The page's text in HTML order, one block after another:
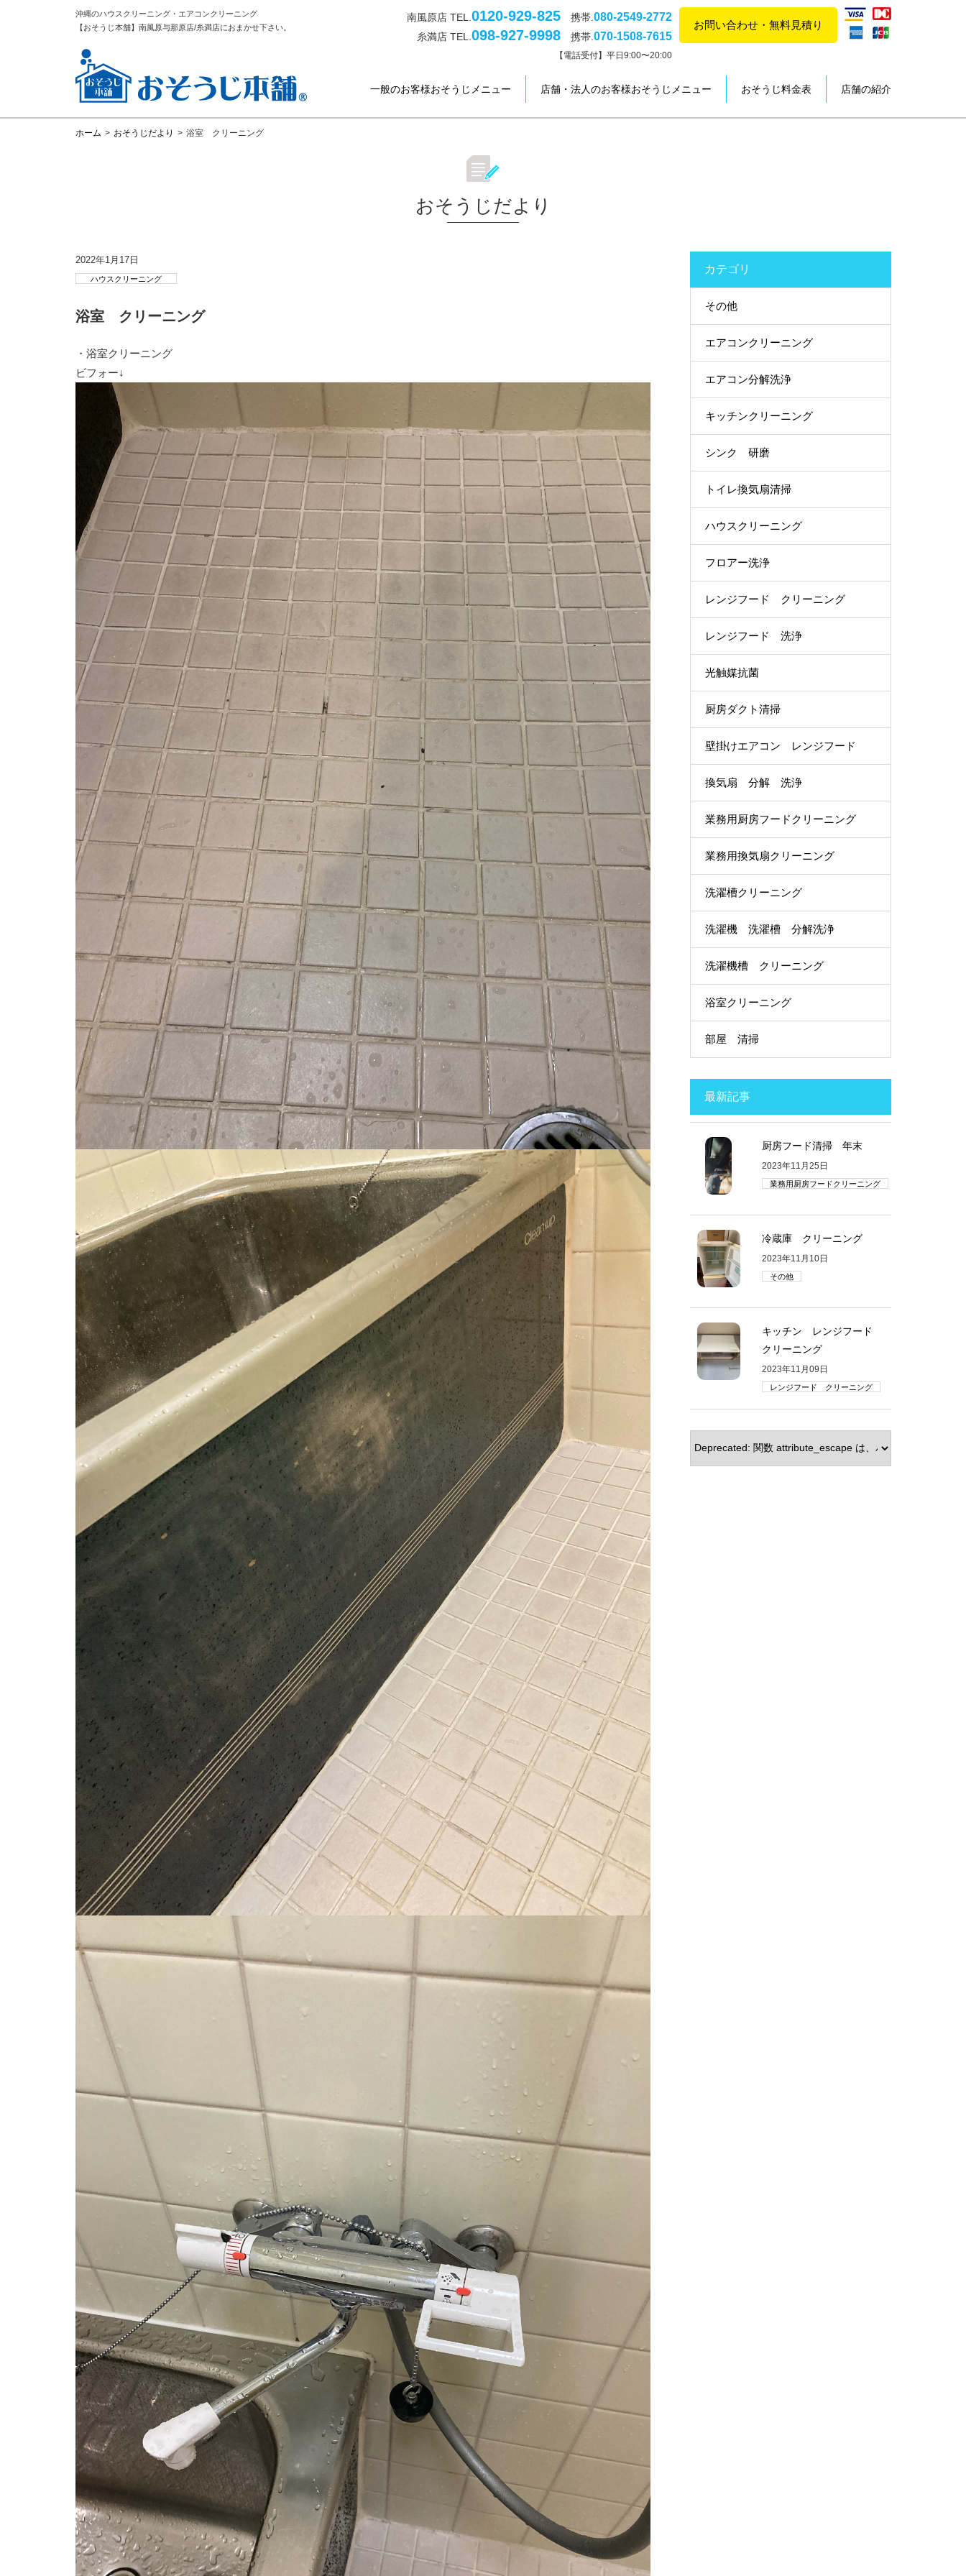
沖縄のハウスクリーニング・エアコンクリーニング
【おそうじ本舗】南風原与那原店/糸満店におまかせ下さい。
南風原店 TEL. 0120-929-825携帯. 080-2549-2772
糸満店 TEL. 098-927-9998携帯. 070-1508-7615
【電話受付】平日9:00〜20:00
お問い合わせ・無料見積り
一般のお客様おそうじメニュー 店舗・法人のお客様おそうじメニュー おそうじ料金表 店舗の紹介
ホーム > おそうじだより > 浴室 クリーニング
おそうじだより
2022年1月17日
ハウスクリーニング
浴室 クリーニング
・浴室クリーニング
ビフォー↓
カテゴリ
その他
エアコンクリーニング
エアコン分解洗浄
キッチンクリーニング
シンク 研磨
トイレ換気扇清掃
ハウスクリーニング
フロアー洗浄
レンジフード クリーニング
レンジフード 洗浄
光触媒抗菌
厨房ダクト清掃
壁掛けエアコン レンジフード
換気扇 分解 洗浄
業務用厨房フードクリーニング
業務用換気扇クリーニング
洗濯槽クリーニング
洗濯機 洗濯槽 分解洗浄
洗濯機槽 クリーニング
浴室クリーニング
部屋 清掃
最新記事
厨房フード清掃 年末
2023年11月25日
業務用厨房フードクリーニング
冷蔵庫 クリーニング
2023年11月10日
その他
キッチン レンジフード
クリーニング
2023年11月09日
レンジフード クリーニング